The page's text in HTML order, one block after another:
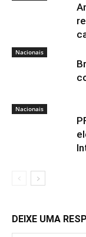
Nacionais
Nacionais
DEIXE UMA